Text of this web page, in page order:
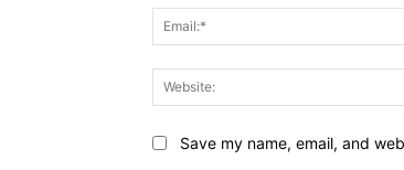
Save my name, email, and